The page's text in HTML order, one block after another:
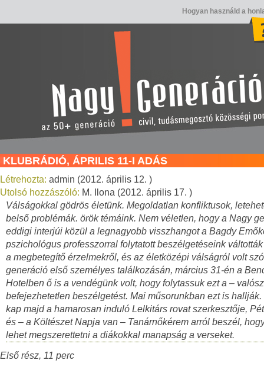
Hogyan használd a
KLUBRÁDIÓ, ÁPRILIS 11-I ADÁS
Létrehozta: admin (2012. április 12. )
Utolsó hozzászóló: M. Ilona (2012. április 17. )
Válságokkal gödrös életünk. Megoldatlan konfliktusok,
belső problémák. örök témáink. Nem véletlen, hogy a Nagy
eddigi interjúi közül a legnagyobb visszhangot a Bagdy
pszichológus professzorral folytatott beszélgetéseink
a megbetegítő érzelmekről, és az életközépi válságról volt
generáció első személyes találkozásán, március 31-én a
Hotelben ő is a vendégünk volt, hogy folytassuk ezt a –
befejezhetetlen beszélgetést. Mai műsorunkban ezt is hallják.
kap majd a hamarosan induló Lelkitárs rovat szerkesztője,
és – a Költészet Napja van – Tanárnőkérem arról beszél,
lehet megszerettetni a diákokkal manapság a verseket.
Első rész, 11 perc